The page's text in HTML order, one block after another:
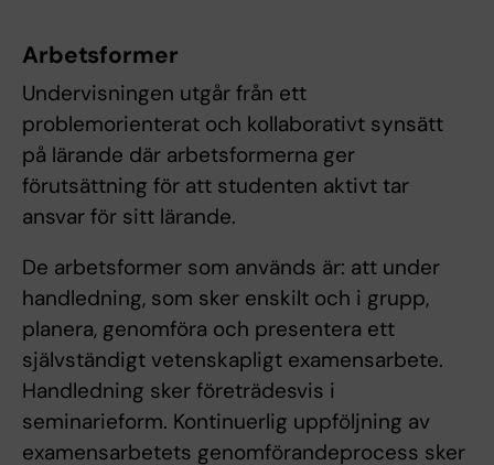
Arbetsformer
Undervisningen utgår från ett
problemorienterat och kollaborativt synsätt
på lärande där arbetsformerna ger
förutsättning för att studenten aktivt tar
ansvar för sitt lärande.
De arbetsformer som används är: att under
handledning, som sker enskilt och i grupp,
planera, genomföra och presentera ett
självständigt vetenskapligt examensarbete.
Handledning sker företrädesvis i
seminarieform. Kontinuerlig uppföljning av
examensarbetets genomförandeprocess sker